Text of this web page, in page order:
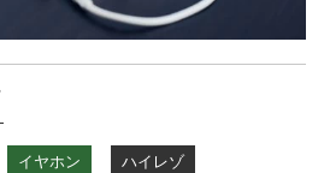
イヤホン ハイレゾ